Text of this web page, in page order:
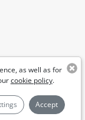
as well as for
cookie policy.
Accept